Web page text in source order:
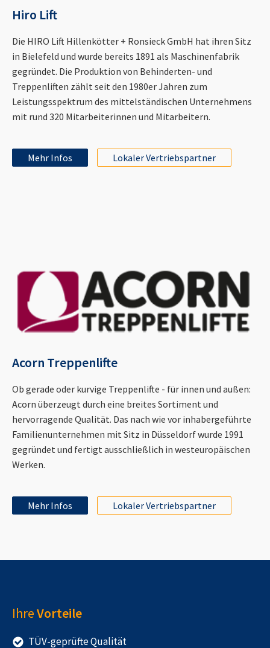
Hiro Lift
Die HIRO Lift Hillenkötter + Ronsieck GmbH hat ihren Sitz
in Bielefeld und wurde bereits 1891 als Maschinenfabrik
gegründet. Die Produktion von Behinderten- und
Treppenliften zählt seit den 1980er Jahren zum
Leistungsspektrum des mittelständischen Unternehmens
mit rund 320 Mitarbeiterinnen und Mitarbeitern.
Mehr Infos Lokaler Vertriebspartner
Acorn Treppenlifte
Ob gerade oder kurvige Treppenlifte - für innen und außen:
Acorn überzeugt durch eine breites Sortiment und
hervorragende Qualität. Das nach wie vor inhabergeführte
Familienunternehmen mit Sitz in Düsseldorf wurde 1991
gegründet und fertigt ausschließlich in westeuropäischen
Werken.
Mehr Infos Lokaler Vertriebspartner
IhreVorteile
TÜV-geprüfte Qualität